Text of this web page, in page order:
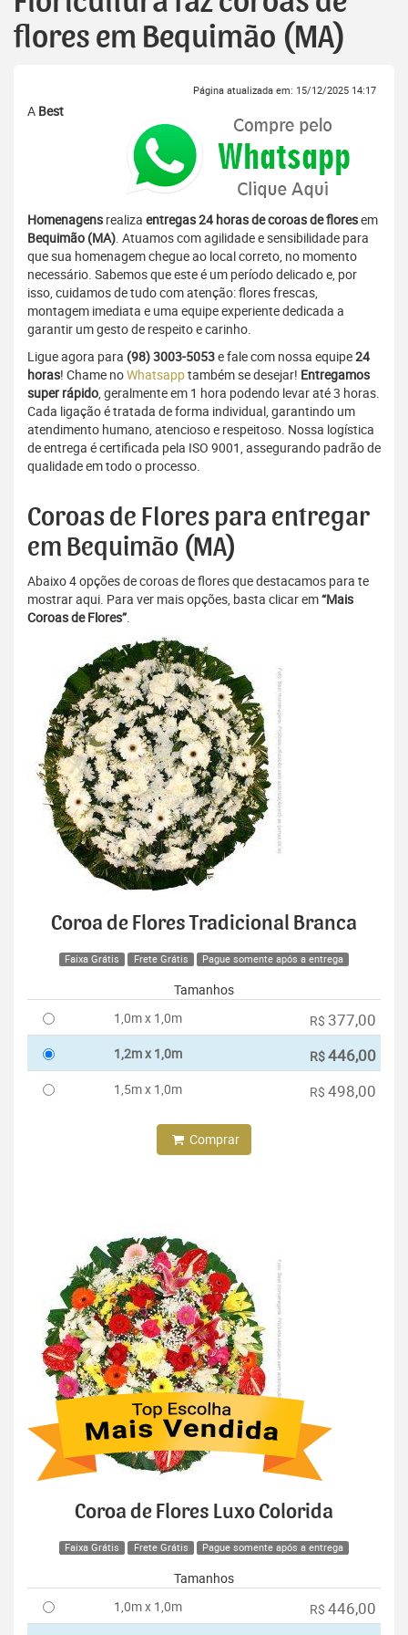
flores em Bequimão (MA)
Página atualizada em: 15/12/2025 14:17
A Best
Homenagens realiza entregas 24 horas de coroas de floresem
Bequimão (MA). Atuamos com agilidade e sensibilidade para
que sua homenagem chegue ao local correto, no momento
necessário. Sabemos que este é um período delicado e, por
isso, cuidamos de tudo com atenção: flores frescas,
montagem imediata e uma equipe experiente dedicada a
garantir um gesto de respeito e carinho.
Ligue agora para (98) 3003-5053e fale com nossa equipe24
horas! Chame noWhatsapptambém se desejar! Entregamos
super rápido, geralmente em 1 hora podendo levar até 3 horas.
Cada ligação é tratada de forma individual, garantindo um
atendimento humano, atencioso e respeitoso. Nossa logística
de entrega é certificada pela ISO 9001, assegurando padrão de
qualidade em todo o processo.
Coroas de Flores para entregar
em Bequimão (MA)
Abaixo 4 opções de coroas de flores que destacamos para te
mostrar aqui. Para ver mais opções, basta clicar em“Mais
Coroas de Flores”.
Coroa de Flores Tradicional Branca
Faixa Grátis Frete Grátis Pague somente após a entrega
Tamanhos
1,0m x 1,0m
R$ 377,00
1,2m x 1,0m R$446,00
1,5m x 1,0m R$ 498,00
Comprar
Coroa de Flores Luxo Colorida
Faixa Grátis Frete Grátis Pague somente após a entrega
Tamanhos
1,0m x 1,0m
R$ 446,00